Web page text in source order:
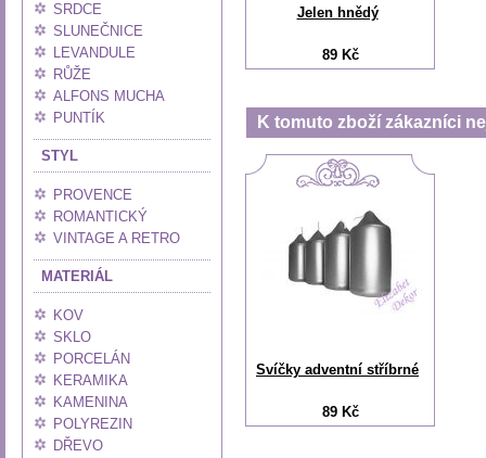
SRDCE
SLUNEČNICE
LEVANDULE
RŮŽE
ALFONS MUCHA
PUNTÍK
STYL
PROVENCE
ROMANTICKÝ
VINTAGE A RETRO
MATERIÁL
KOV
SKLO
PORCELÁN
KERAMIKA
KAMENINA
POLYREZIN
DŘEVO
Jelen hnědý
89 Kč
K tomuto zboží zákazníci
Svíčky adventní stříbrné
89 Kč